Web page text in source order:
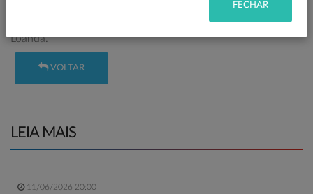
Procure o setor de tributação na Prefeitura Municipal de
Loanda.
VOLTAR
LEIA MAIS
11/06/2026 20:00
FECHAR